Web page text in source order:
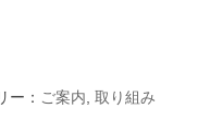
ー： ご案内 取り組み